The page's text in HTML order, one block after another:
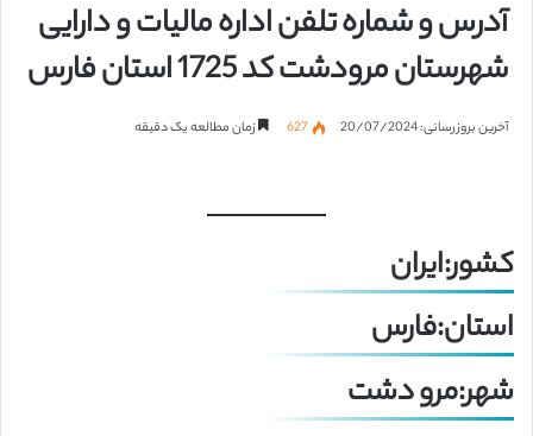
آدرس و شماره تلفن اداره مالیات و دارایی
شهرستان مرودشت کد 1725 استان فارس
آخرین بروزرسانی: 20/07/2024 627 زمان مطالعه یک دقیقه
کشور:ایران
استان:فارس
شهر:مرو دشت